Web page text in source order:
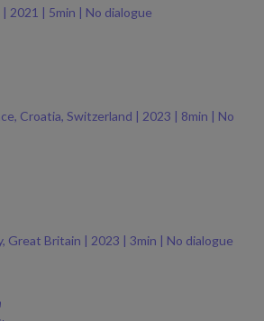
2021 | 5min | No dialogue
Croatia, Switzerland | 2023 | 8min | No
Great Britain | 2023 | 3min | No dialogue